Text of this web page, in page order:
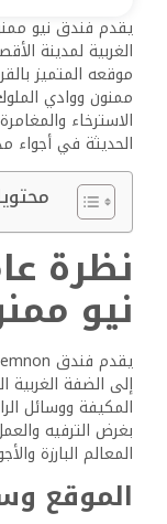
يقدم فندق نيو
الغربية لمدينة
موقعه المتميز
ممنون ووادي
الاسترخاء
الحديثة في أجواء
نظرة
نيو
إلى الضفة الغربية
المكيفة ووسائل
بغرض الترفيه
المعالم البارزة
الموقع